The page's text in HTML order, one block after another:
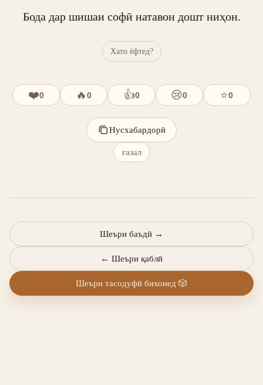
Бода дар шишаи софӣ натавон дошт ниҳон.
Хато ёфтед?
❤️0 🔥0 👍0 😢0 ⭐0
Нусхабардорӣ
ғазал
← Шеъри қаблӣ
Шеъри баъдӣ →
Шеъри тасодуфӣ бихонед 🎲